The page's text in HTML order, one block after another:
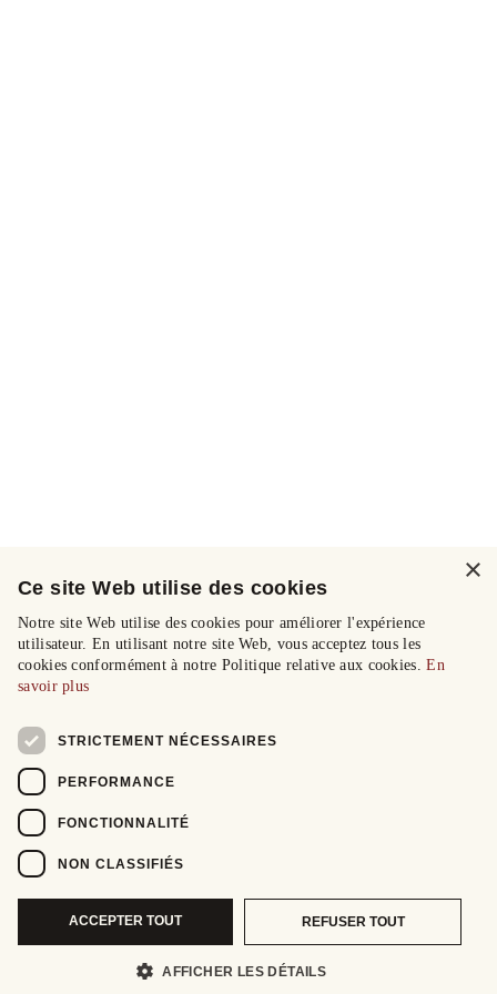
×
Ce site Web utilise des cookies
Notre site Web utilise des cookies pour améliorer l'expérience
utilisateur. En utilisant notre site Web, vous acceptez tous les
cookies conformément à notre Politique relative aux cookies.En
savoir plus
STRICTEMENT NÉCESSAIRES
PERFORMANCE
FONCTIONNALITÉ
NON CLASSIFIÉS
ACCEPTER TOUT REFUSER TOUT
AFFICHER LES DÉTAILS